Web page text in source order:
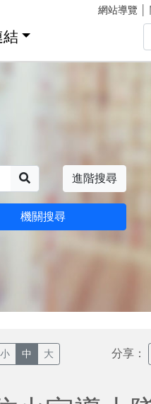
網站導覽
結
進階搜尋
機關搜尋
小 中 大 分享：